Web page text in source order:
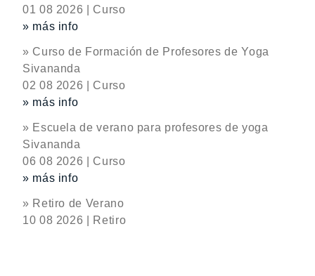
01 08 2026 | Curso
» más info
» Curso de Formación de Profesores de Yoga
Sivananda
02 08 2026 | Curso
» más info
» Escuela de verano para profesores de yoga
Sivananda
06 08 2026 | Curso
» más info
» Retiro de Verano
10 08 2026 | Retiro